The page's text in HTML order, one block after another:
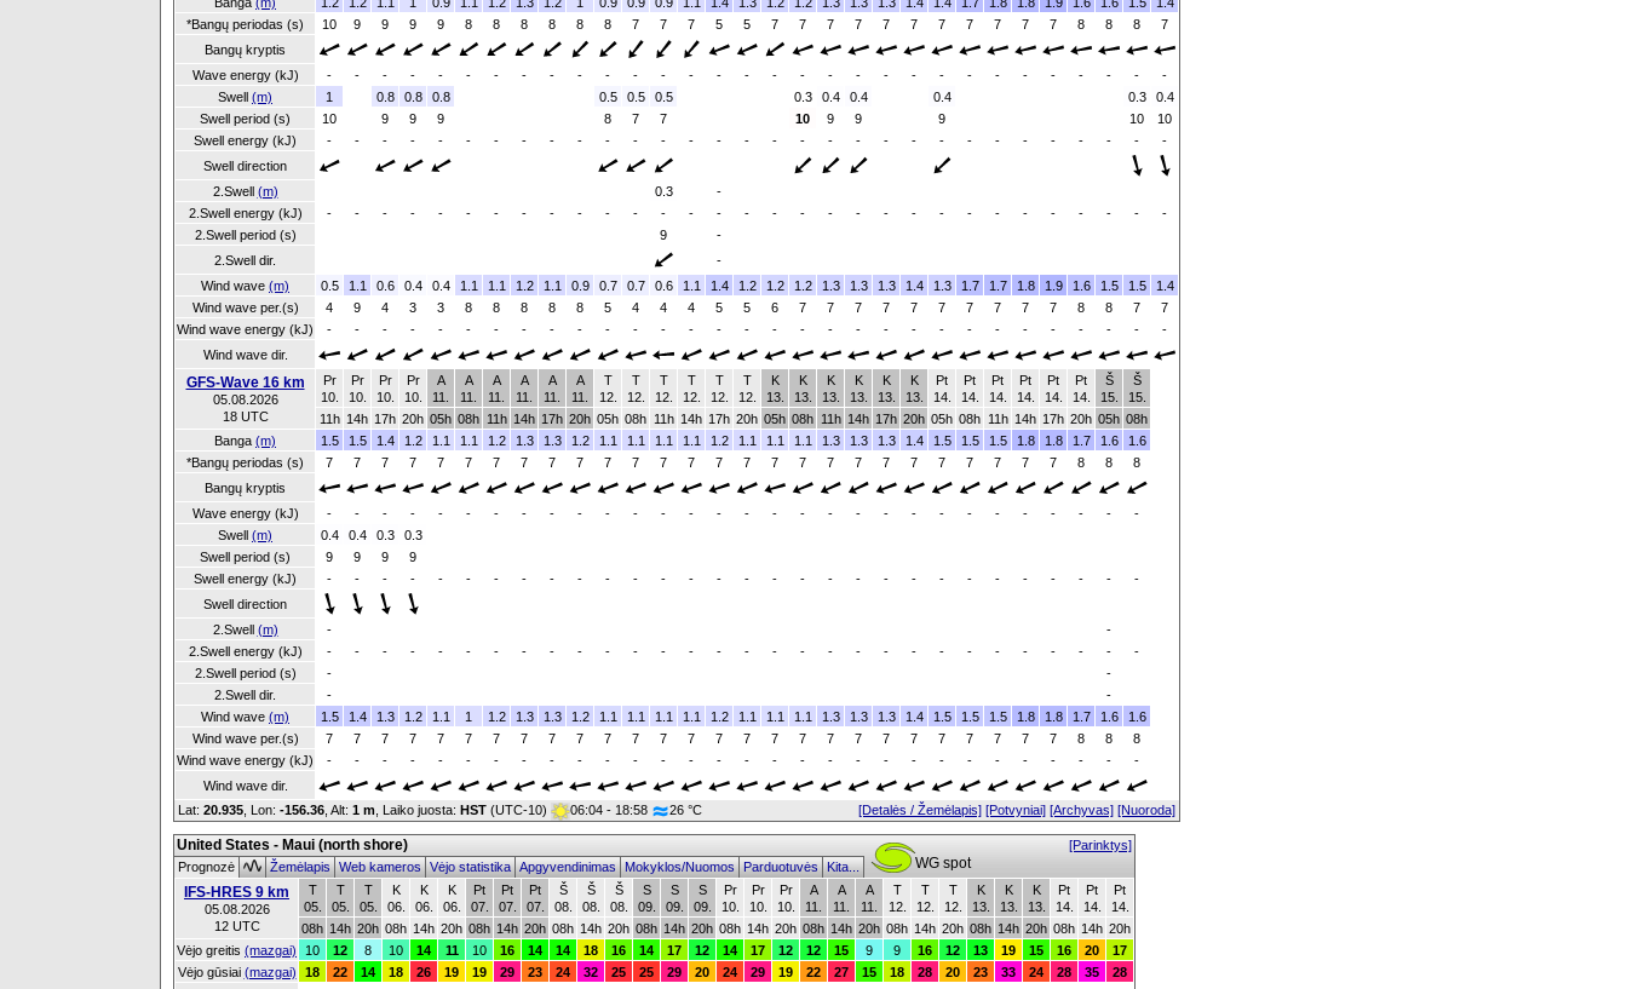
*Bangų periodas (s)
10 9 9 9 9 8 8 8 8 8 8 7 7 7 5 5 7 7 7 7 7 7 7 7 7 7 7 8 8 8
7
Bangų kryptis
Wave energy (kJ)
- - - - - - - - - - - - - - - - - - - - - - - - - - - - - -
-
Swell (m) 1 0.8 0.8 0.8 0.5 0.5 0.5 0.3 0.4 0.4 0.4 0.3
0.4
Swell period (s)
10 9 9 9 8 7 7 10 9 9 9 10
10
Swell energy (kJ)
- - - - - - - - - - - - - - - - - - - - - - - - - - - - - -
-
Swell direction
2.Swell (m) 0.3
-
2.Swell energy (kJ)
- - - - - - - - - - - - - - - - - - - - - - - - - - - - - -
-
2.Swell period (s)
9
-
2.Swell dir.
-
Wind wave (m) 0.5 1.1 0.6 0.4 0.4 1.1 1.1 1.2 1.1 0.9 0.7 0.7 0.6 1.1 1.4 1.2 1.2 1.2 1.3 1.3 1.3 1.4 1.3 1.7 1.7 1.8 1.9 1.6 1.5 1.5
1.4
Wind wave per.(s)
4 9 4 3 3 8 8 8 8 8 5 4 4 4 5 5 6 7 7 7 7 7 7 7 7 7 7 8 8 7
7
Wind wave energy (kJ)
- - - - - - - - - - - - - - - - - - - - - - - - - - - - - -
-
Wind wave dir.
GFS-Wave 16 km
05.08.2026
18 UTC
Pr
10.
Pr
10.
Pr
10.
Pr
10.
A
11.
A
11.
A
11.
A
11.
A
11.
A
11.
T
12.
T
12.
T
12.
T
12.
T
12.
T
12.
K
13.
K
13.
K
13.
K
13.
K
13.
K
13.
Pt
14.
Pt
14.
Pt
14.
Pt
14.
Pt
14.
Pt
14.
Š
15.
Š
15.
11h 14h 17h 20h 05h 08h 11h 14h 17h 20h 05h 08h 11h 14h 17h 20h 05h 08h 11h 14h 17h 20h 05h 08h 11h 14h 17h 20h 05h 08h
Banga (m) 1.5 1.5 1.4 1.2 1.1 1.1 1.2 1.3 1.3 1.2 1.1 1.1 1.1 1.1 1.2 1.1 1.1 1.1 1.3 1.3 1.3 1.4 1.5 1.5 1.5 1.8 1.8 1.7 1.6
1.6
*Bangų periodas (s)
7 7 7 7 7 7 7 7 7 7 7 7 7 7 7 7 7 7 7 7 7 7 7 7 7 7 7 8 8
8
Bangų kryptis
Wave energy (kJ)
- - - - - - - - - - - - - - - - - - - - - - - - - - - - -
-
Swell (m) 0.4 0.4 0.3
0.3
Swell period (s)
9 9 9
9
Swell energy (kJ)
- - - - - - - - - - - - - - - - - - - - - - - - - - - - -
-
Swell direction
2.Swell (m) -
-
2.Swell energy (kJ)
- - - - - - - - - - - - - - - - - - - - - - - - - - - - -
-
2.Swell period (s)
-
-
2.Swell dir.
-
-
Wind wave (m) 1.5 1.4 1.3 1.2 1.1 1 1.2 1.3 1.3 1.2 1.1 1.1 1.1 1.1 1.2 1.1 1.1 1.1 1.3 1.3 1.3 1.4 1.5 1.5 1.5 1.8 1.8 1.7 1.6
1.6
Wind wave per.(s)
7 7 7 7 7 7 7 7 7 7 7 7 7 7 7 7 7 7 7 7 7 7 7 7 7 7 7 8 8
8
Wind wave energy (kJ)
- - - - - - - - - - - - - - - - - - - - - - - - - - - - -
-
Wind wave dir.
Lat: 20.935 , Lon: -156.36 Alt: 1 m , Laiko juosta: HST (UTC-10) 06:04 - 18:58 26 °C [Detalės / Žemėlapis] [Potvyniai] [Archyvas] [Nuoroda]
United States - Maui (north shore)
[Parinktys]
Prognozė
ŽemėlapisWeb kamerosVėjo statistikaApgyvendinimasMokyklos/NuomosParduotuvėsKita...
WG spot
IFS-HRES 9 km
05.08.2026
12 UTC
T
05.
T
05.
T
05.
K
06.
K
06.
K
06.
Pt
07.
Pt
07.
Pt
07.
Š
08.
Š
08.
Š
08.
S
09.
S
09.
S
09.
Pr
10.
Pr
10.
Pr
10.
A
11.
A
11.
A
11.
T
12.
T
12.
T
12.
K
13.
K
13.
K
13.
Pt
14.
Pt
14.
Pt
14.
08h 14h 20h 08h 14h 20h 08h 14h 20h 08h 14h 20h 08h 14h 20h 08h 14h 20h 08h 14h 20h 08h 14h 20h 08h 14h 20h 08h 14h 20h
Vėjo greitis (mazgai) 10 12 8 10 14 11 10 16 14 14 18 16 14 17 12 14 17 12 12 15 9 9 16 12 13 19 15 16 20
17
Vėjo gūsiai (mazgai) 18 22 14 18 26 19 19 29 23 24 32 25 25 29 20 24 29 19 22 27 15 18 28 20 23 33 24 28 35
28